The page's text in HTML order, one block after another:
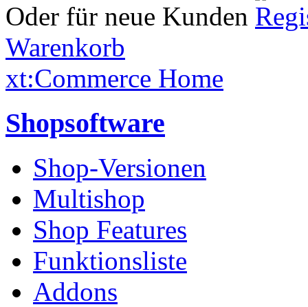
Oder für neue Kunden
Warenkorb
xt:Commerce Home
Shopsoftware
Shop-Versionen
Multishop
Shop Features
Funktionsliste
Addons